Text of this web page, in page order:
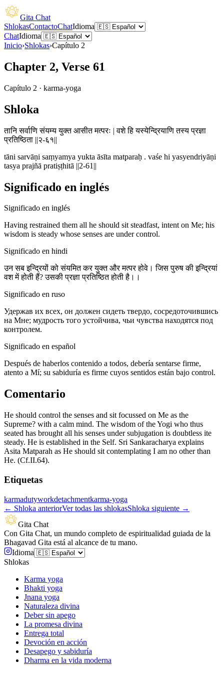
Gita Chat
ShlokasContactoChatIdioma
ChatIdioma
Inicio›Shlokas›Capítulo 2
Chapter 2, Verse 61
Capítulo 2 · karma-yoga
Shloka
तानि सर्वाणि संयम्य युक्त आसीत मत्परः | वशे हि यस्येन्द्रियाणि तस्य प्रज्ञा
प्रतिष्ठिता ||२-६१||
tāni sarvāṇi saṃyamya yukta āsīta matparaḥ . vaśe hi yasyendriyāṇi
tasya prajñā pratiṣṭhitā ||2-61||
Significado en inglés
Significado en inglés
Having restrained them all he should sit steadfast, intent on Me; his
wisdom is steady whose senses are under control.
Significado en hindi
उन सब इन्द्रियों को संयमित कर युक्त और मत्पर होवे। जिस पुरुष की इन्द्रियां
वश में होती हैं? उसकी प्रज्ञा प्रतिष्ठित होती है।।
Significado en ruso
Удержав их всех, он должен сидеть твердо, сосредоточившись
на Мне; мудрость того устойчива, чьи чувства находятся под
контролем.
Significado en español
Después de haberlos contenido a todos, debería sentarse firme,
atento a Mí; su sabiduría es firme cuyos sentidos están bajo control.
Comentario
He should control the senses and sit focussed on Me as the
Supreme? with a calm mind. The wisdom of the Yogi who thus
seated has brought all his senses under subjugation is doubtless ite
steady. He is established in the Self. Sri Sankaracharya explains
Asita Matparah as He should sit contemplating I am no other than
He. (Cf.II.64).
Etiquetas
karmadutyworkdetachmentkarma-yoga
← Shloka anteriorVer todas las shlokasShloka siguiente →
Gita Chat
Con Gita Chat, un mundo completo de espiritualidad guiada de la
Bhagavad Gita está al alcance de tu mano.
Idioma
Shlokas
Karma yoga
Bhakti yoga
Jnana yoga
Naturaleza divina
Deber sin apego
La promesa divina
Entrega total
Devoción en acción
Desapego y sabiduría
Dharma en la vida moderna